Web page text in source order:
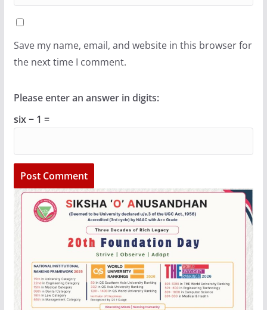
Save my name, email, and website in this browser for
the next time I comment.
Please enter an answer in digits:
six − 1 =